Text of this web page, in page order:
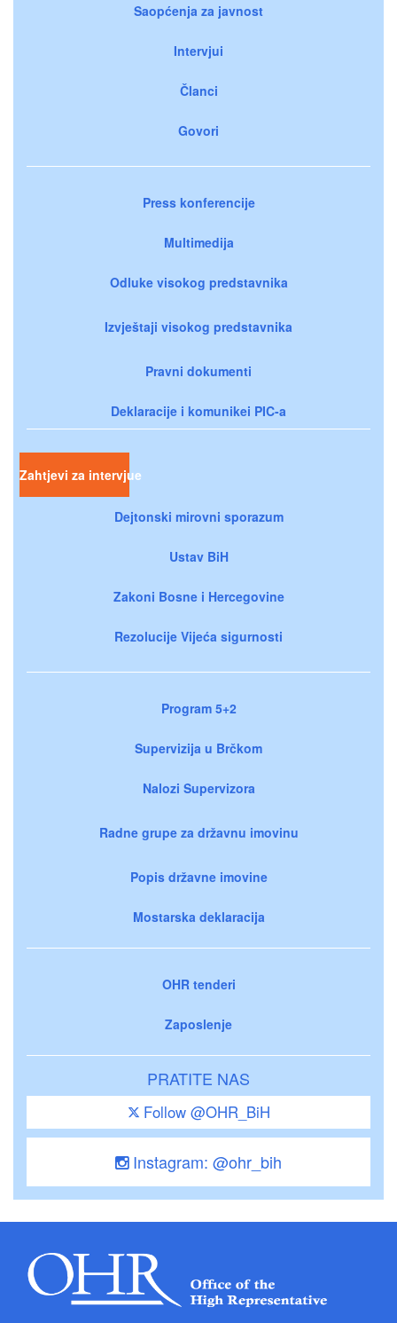
Saopćenja za javnost
Intervjui
Članci
Govori
Press konferencije
Multimedija
Odluke visokog predstavnika
Izvještaji visokog predstavnika
Pravni dokumenti
Deklaracije i komunikei PIC-a
Zahtjevi za intervjue
Dejtonski mirovni sporazum
Ustav BiH
Zakoni Bosne i Hercegovine
Rezolucije Vijeća sigurnosti
Program 5+2
Supervizija u Brčkom
Nalozi Supervizora
Radne grupe za državnu imovinu
Popis državne imovine
Mostarska deklaracija
OHR tenderi
Zaposlenje
PRATITE NAS
Follow @OHR_BiH
Instagram: @ohr_bih